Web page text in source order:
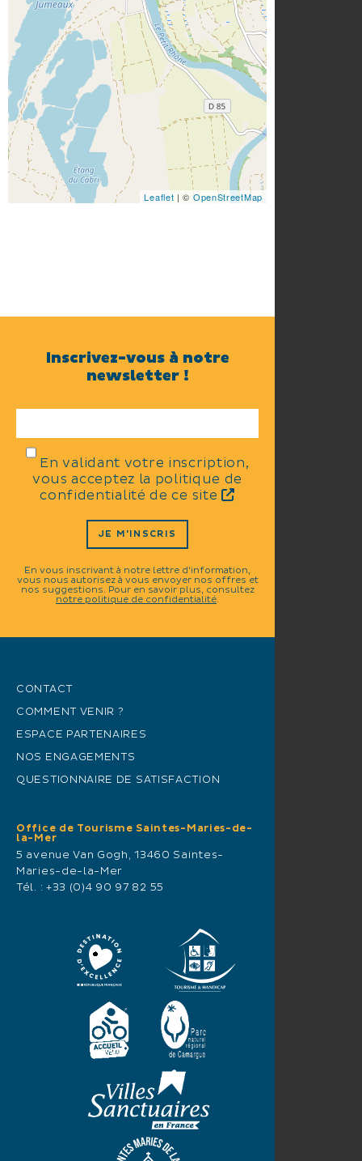
Leaflet | © OpenStreetMap
Inscrivez-vous à notre
newsletter !
En validant votre inscription,
vous acceptez la politique de
confidentialité de ce site
JE M'INSCRIS
En vous inscrivant à notre lettre d'information,
vous nous autorisez à vous envoyer nos offres et
nos suggestions. Pour en savoir plus, consultez
notre politique de confidentialité.
CONTACT
COMMENT VENIR ?
ESPACE PARTENAIRES
NOS ENGAGEMENTS
QUESTIONNAIRE DE SATISFACTION
Office de Tourisme Saintes-Maries-de-
la-Mer
5 avenue Van Gogh, 13460 Saintes-
Maries-de-la-Mer
Tél. : +33 (0)4 90 97 82 55